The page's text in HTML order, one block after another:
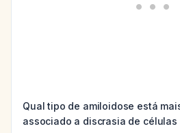
Qual tipo de amiloidose está
associado a discrasia de